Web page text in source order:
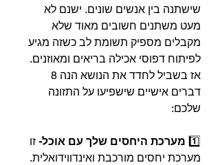
שישתנה בין אנשים שונים. ישנם לא
מעט משתנים חשובים מאוד שלא
מקבלים מספיק תשומת לב כשזה מגיע
לפיתוח דפוסי אכילה בריאים ומאוזנים.
דברים אישיים שישפיעו על התזונה
שלכם:⁣⁣
1️⃣ מערכת היחסים שלך עם אוכל- זו
מערכת יחסים מורכבת ואינדווידואלית.